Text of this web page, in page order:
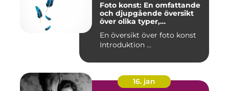
Foto konst: En omfattande
och djupgående översikt
över olika typer,
aspekter
En översikt över foto konst
Introduktion ...
16. jan